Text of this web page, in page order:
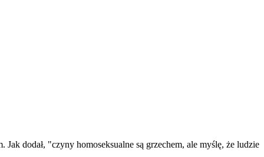
dodał, "czyny homoseksualne są grzechem, ale myślę, że ludzie